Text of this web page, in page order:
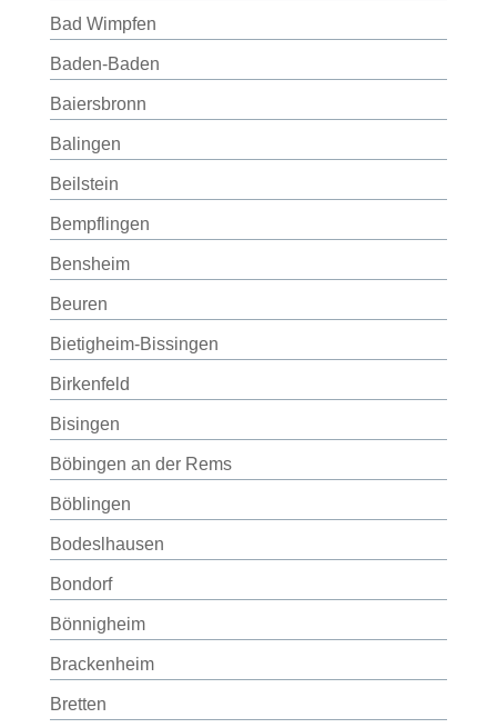
Bad Wimpfen
Baden-Baden
Baiersbronn
Balingen
Beilstein
Bempflingen
Bensheim
Beuren
Bietigheim-Bissingen
Birkenfeld
Bisingen
Böbingen an der Rems
Böblingen
Bodeslhausen
Bondorf
Bönnigheim
Brackenheim
Bretten